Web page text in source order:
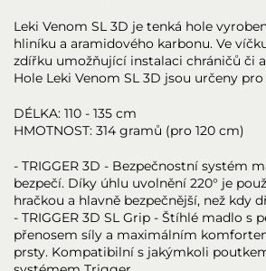
Leki Venom SL 3D je tenká hole
hliníku a aramidového karbonu. Ve
zdířku umožňující instalaci chráničů či
Hole Leki Venom SL 3D jsou určeny
DÉLKA: 110 - 135 cm
HMOTNOST: 314 gramů (pro 120 cm)
- TRIGGER 3D - Bezpečnostní systém
bezpečí. Díky úhlu uvolnění 220° je
hračkou a hlavně bezpečnější, než kdy
- TRIGGER 3D SL Grip - Štíhlé madlo s
přenosem síly a maximálním
prsty. Kompatibilní s jakýmkoli